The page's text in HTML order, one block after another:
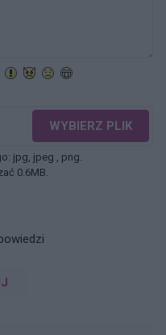
WYBIERZ PLIK
jpg, jpeg , png.
0.6MB.